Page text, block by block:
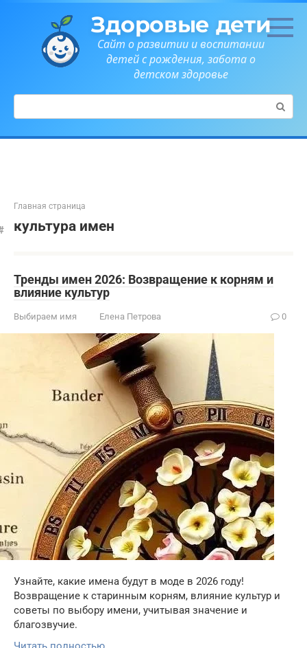
Здоровые дети
Сайт о развитии и воспитании
детей с рождения, забота о
детском здоровье
Поиск:
Главная страница
культура имен
Тренды имен 2026: Возвращение к корням и
влияние культур
Выбираем имя Елена Петрова 0
Узнайте, какие имена будут в моде в 2026 году!
Возвращение к старинным корням, влияние культур и
советы по выбору имени, учитывая значение и
благозвучие.